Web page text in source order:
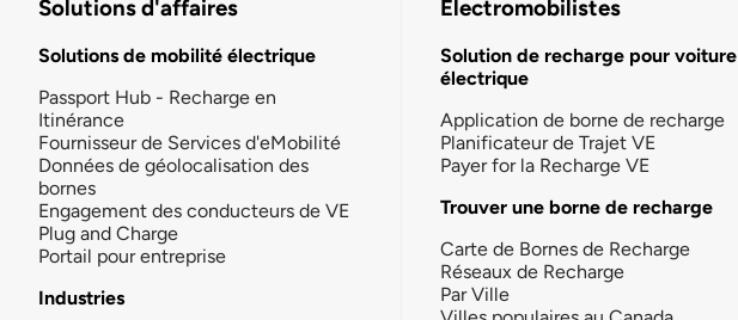
Solutions d'affaires
Solutions de mobilité électrique
Passport Hub - Recharge en
Itinérance
Fournisseur de Services d'eMobilité
Données de géolocalisation des
bornes
Engagement des conducteurs de VE
Plug and Charge
Portail pour entreprise
Industries
Électromobilistes
Solution de recharge pour voiture
électrique
Application de borne de recharge
Planificateur de Trajet VE
Payer for la Recharge VE
Trouver une borne de recharge
Carte de Bornes de Recharge
Réseaux de Recharge
Par Ville